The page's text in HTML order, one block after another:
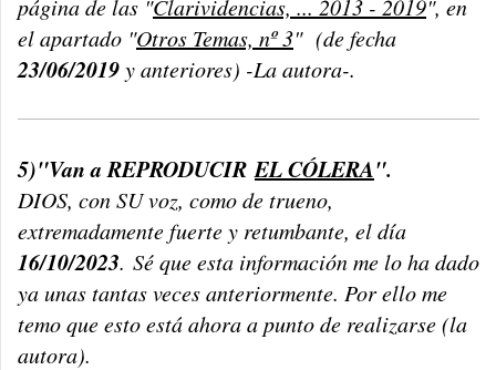
página de las "Clarividencias, ... 2013 - 2019", en
el apartado "Otros Temas, nº 3" (de fecha
23/06/2019y anteriores) -La autora-.
5)"Van a REPRODUCIREL CÓLERA".
DIOS, con SU voz, como de trueno,
extremadamente fuerte y retumbante, el día
16/10/2023. Sé que esta información me lo ha dado
ya unas tantas veces anteriormente. Por ello me
temo que esto está ahora a punto de realizarse (la
autora).